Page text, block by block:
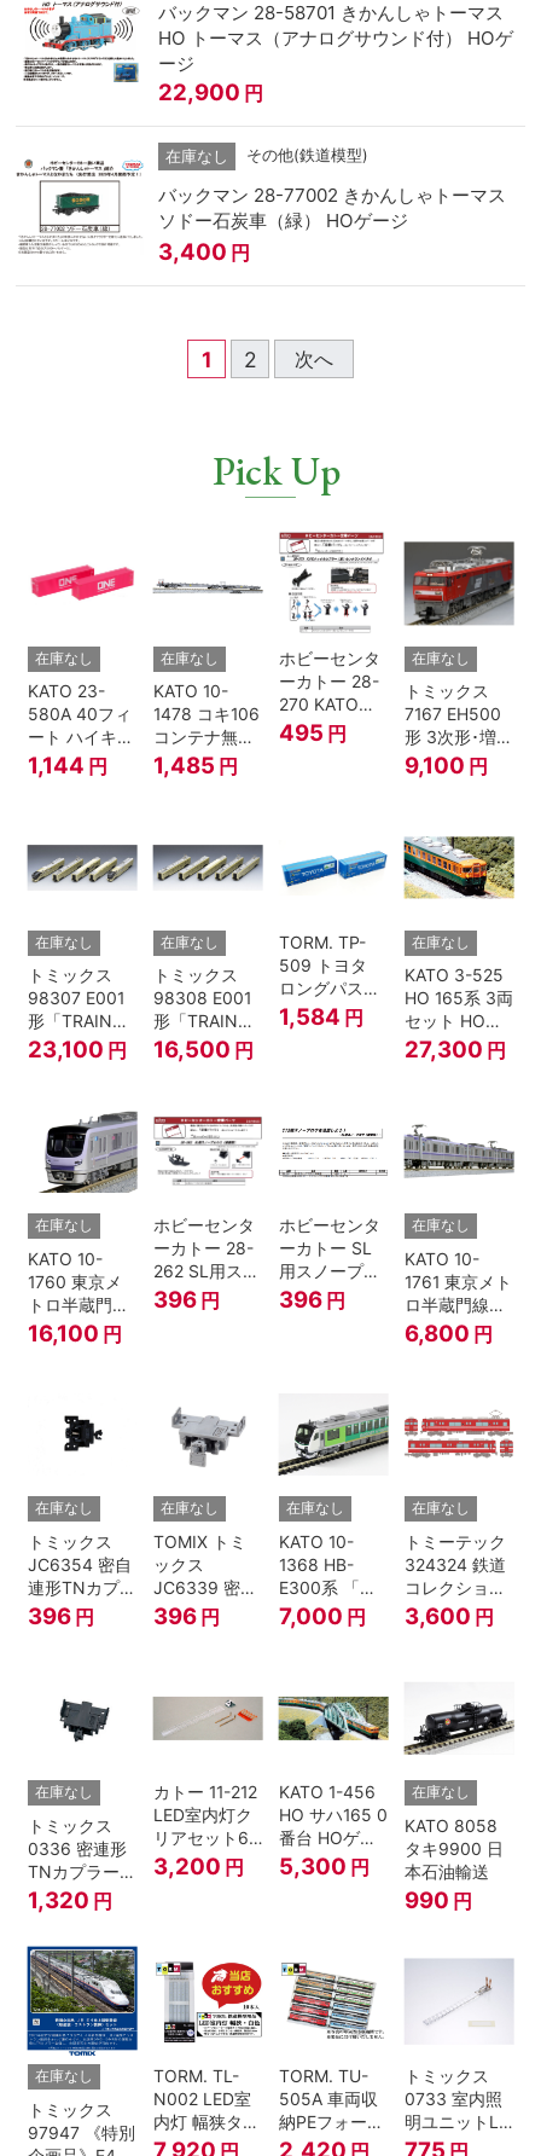
バックマン 28-58701 きかんしゃトーマス
HO トーマス（アナログサウンド付） HOゲ
ージ
22,900 円
在庫なし その他(鉄道模型)
バックマン 28-77002 きかんしゃトーマス
ソドー石炭車（緑） HOゲージ
3,400 円
1 2 次へ
Pick Up
在庫なし
KATO 23-
580A 40フィ
ート ハイキュ
ーブコンテナ
ONE マゼンタ
1,144 円
在庫なし
KATO 10-
1478 コキ106
コンテナ無積
載 2両セット
鉄道模型 Nゲ
1,485 円
ホビーセンタ
ーカトー 28-
270 KATOナ
ックルカプラ
ー 黒 センタ
495 円
在庫なし
トミックス
7167 EH500
形 3次形･増備
型
9,100 円
在庫なし
トミックス
98307 E001
形「TRAIN
SUITE四季
島」基本セッ
23,100 円
在庫なし
トミックス
98308 E001
形「TRAIN
SUITE四季
島」増結セッ
模型
16,500 円
TORM. TP-
509 トヨタ
ロングパスエ
クスプレス
U55A-39500
1,584 円
在庫なし
KATO 3-525
HO 165系 3両
セット HOゲ
ージ
27,300 円
在庫なし
KATO 10-
1760 東京メ
トロ半蔵門線
18000系 基本
6両セット N
16,100 円
ホビーセンタ
ーカトー 28-
262 SL用スノ
ープロウ1 前
396 円
ホビーセンタ
ーカトー SL
用スノープロ
ウ① 前面用
396 円
在庫なし
KATO 10-
1761 東京メト
ロ半蔵門線
18000系 増結
4両セット N
6,800 円
在庫なし
トミックス
JC6354 密自
連形TNカプラ
ーSP・黒(キ
ハ52-100用)
396 円
在庫なし
TOMIX トミ
ックス
JC6339 密連
形TNカプラー
(SP・グレ
転台側) 鉄道
模型 Nゲージ
396 円
在庫なし
KATO 10-
1368 HB-
E300系 「リ
ゾートビュー
ふるさと」 2
7,000 円
在庫なし
トミーテック
324324 鉄道
コレクション
名古屋鉄道
6000系 白帯
nゲージ
3,600 円
在庫なし
トミックス
0336 密連形
TNカプラー
(6個・SP・
黒)
1,320 円
カトー 11-212
LED室内灯ク
リアセット6
入 Nゲージ
3,200 円
KATO 1-456
HO サハ165 0
番台 HOゲー
ジ
5,300 円
在庫なし
KATO 8058
タキ9900 日
本石油輸送
990 円
在庫なし
トミックス
97947 《特別
TORM. TL-
N002 LED室
内灯 幅狭タイ
プ・白色 10本
7,920
TORM. TU-
505A 車両収
納PEフォーム
12両用 (ライ
2,420
トミックス
0733 室内照
明ユニットLC
(白色)
775